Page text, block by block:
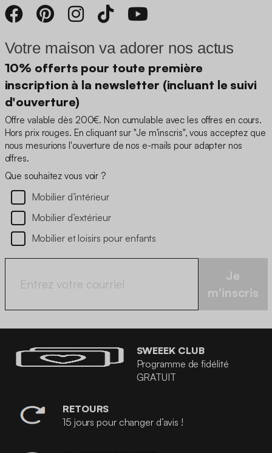
Votre maison va adorer nos actus
10% offerts pour toute première
inscription à la newsletter (incluant le suivi
d'ouverture)
Offre valable dès 200€. Non cumulable avec les offres en cours.
Hors prix rouges. En cliquant sur "Je m'inscris", vous acceptez que
nous mesurions l'ouverture de nos e-mails pour adapter nos
offres.
Que souhaitez vous voir ?
Mobilier d’intérieur
Mobilier d’extérieur
Mobilier et loisirs pour enfants
Je
m'inscris
SWEEEK CLUB
Programme de fidélité
GRATUIT
RETOURS
15 jours pour changer d’avis !